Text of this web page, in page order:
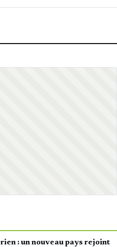
: un nouveau pays rejoint